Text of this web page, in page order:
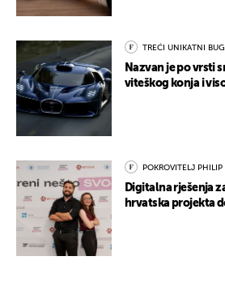
TREĆI UNIKATNI
Nazvan je po vrsti
viteškog konja i
POKROVITELJ PHILIP
Digitalna rješenja
hrvatska projekta